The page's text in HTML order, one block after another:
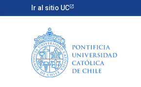
Ir al sitio UC